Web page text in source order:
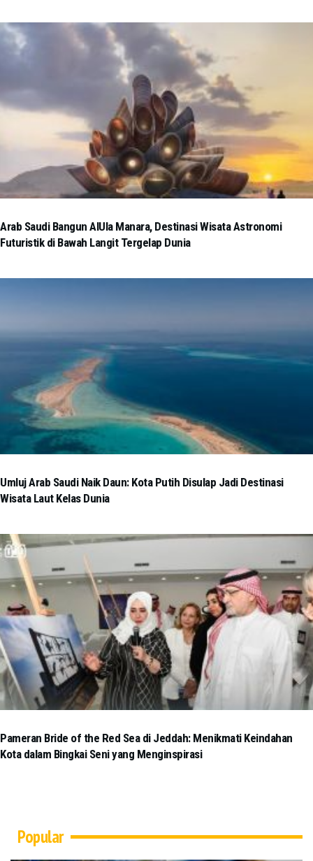
Arab Saudi Bangun AlUla Manara, Destinasi Wisata Astronomi
Futuristik di Bawah Langit Tergelap Dunia
Umluj Arab Saudi Naik Daun: Kota Putih Disulap Jadi Destinasi
Wisata Laut Kelas Dunia
Pameran Bride of the Red Sea di Jeddah: Menikmati Keindahan
Kota dalam Bingkai Seni yang Menginspirasi
Popular